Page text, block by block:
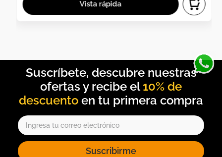
10% de
descuento
Suscribirme